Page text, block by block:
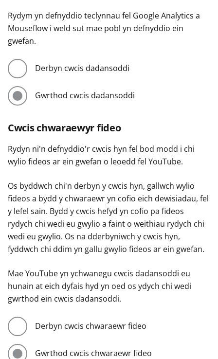
Rydym yn defnyddio teclynnau fel Google Analytics a
Mouseflow i weld sut mae pobl yn defnyddio ein
gwefan.
Derbyn cwcis dadansoddi
Gwrthod cwcis dadansoddi
Cwcis chwaraewyr fideo
Rydyn ni'n defnyddio'r cwcis hyn fel bod modd i chi
wylio fideos ar ein gwefan o leoedd fel YouTube.
Os byddwch chi'n derbyn y cwcis hyn, gallwch wylio
fideos a bydd y chwaraewr yn cofio eich dewisiadau, fel
y lefel sain. Bydd y cwcis hefyd yn cofio pa fideos
rydych chi wedi eu gwylio a faint o weithiau rydych chi
wedi eu gwylio. Os na dderbyniwch y cwcis hyn,
fyddwch chi ddim yn gallu gwylio fideos ar ein gwefan.
Mae YouTube yn ychwanegu cwcis dadansoddi eu
hunain at eich dyfais hyd yn oed os ydych chi wedi
gwrthod ein cwcis dadansoddi.
Derbyn cwcis chwaraewr fideo
Gwrthod cwcis chwaraewr fideo